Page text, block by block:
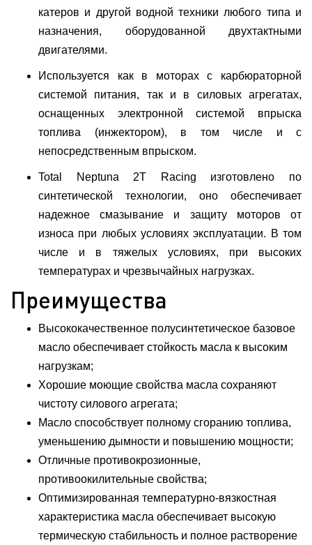
катеров и другой водной техники любого типа и
назначения, оборудованной двухтактными
двигателями.
Используется как в моторах с карбюраторной
системой питания, так и в силовых агрегатах,
оснащенных электронной системой впрыска
топлива (инжектором), в том числе и с
непосредственным впрыском.
Total Neptuna 2T Racing изготовлено по
синтетической технологии, оно обеспечивает
надежное смазывание и защиту моторов от
износа при любых условиях эксплуатации. В том
числе и в тяжелых условиях, при высоких
температурах и чрезвычайных нагрузках.
Преимущества
Высококачественное полусинтетическое базовое
масло обеспечивает стойкость масла к высоким
нагрузкам;
Хорошие моющие свойства масла сохраняют
чистоту силового агрегата;
Масло способствует полному сгоранию топлива,
уменьшению дымности и повышению мощности;
Отличные противокрозионные,
противоокилительные свойства;
Оптимизированная температурно-вязкостная
характеристика масла обеспечивает высокую
термическую стабильность и полное растворение